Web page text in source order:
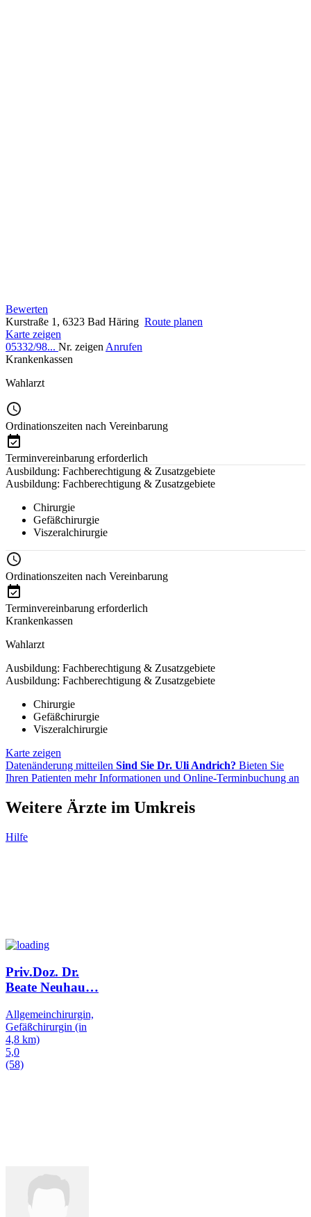
Bewerten
Kurstraße 1, 6323 Bad Häring Route planen
Karte zeigen
05332/98... Nr. zeigen Anrufen
Krankenkassen
Wahlarzt
Ordinationszeiten nach Vereinbarung
Terminvereinbarung erforderlich
Ausbildung: Fachberechtigung & Zusatzgebiete
Ausbildung: Fachberechtigung & Zusatzgebiete
Chirurgie
Gefäßchirurgie
Viszeralchirurgie
Ordinationszeiten nach Vereinbarung
Terminvereinbarung erforderlich
Krankenkassen
Wahlarzt
Ausbildung: Fachberechtigung & Zusatzgebiete
Ausbildung: Fachberechtigung & Zusatzgebiete
Chirurgie
Gefäßchirurgie
Viszeralchirurgie
Karte zeigen
Datenänderung mitteilen Sind Sie Dr. Uli Andrich? Bieten Sie
Ihren Patienten mehr Informationen und Online-Terminbuchung an
Weitere Ärzte im Umkreis
Hilfe
Priv.Doz. Dr.
Beate Neuhau…
Allgemeinchirurgin,
Gefäßchirurgin (in
4,8 km)
5,0
(58)